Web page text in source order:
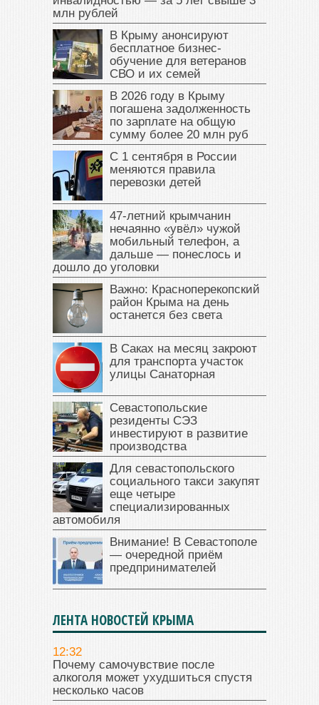
млн рублей
В Крыму анонсируют
бесплатное бизнес-
обучение для ветеранов
СВО и их семей
В 2026 году в Крыму
погашена задолженность
по зарплате на общую
сумму более 20 млн руб
С 1 сентября в России
меняются правила
перевозки детей
47‑летний крымчанин
нечаянно «увёл» чужой
мобильный телефон, а
дальше — понеслось и
дошло до уголовки
Важно: Красноперекопский
район Крыма на день
останется без света
В Саках на месяц закроют
для транспорта участок
улицы Санаторная
Севастопольские
резиденты СЭЗ
инвестируют в развитие
производства
Для севастопольского
социального такси закупят
еще четыре
специализированных
автомобиля
Внимание! В Севастополе
— очередной приём
предпринимателей
ЛЕНТА НОВОСТЕЙ КРЫМА
12:32
Почему самочувствие после
алкоголя может ухудшиться спустя
несколько часов